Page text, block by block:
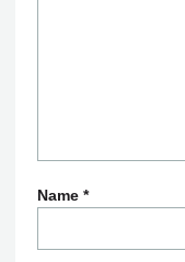
Name *